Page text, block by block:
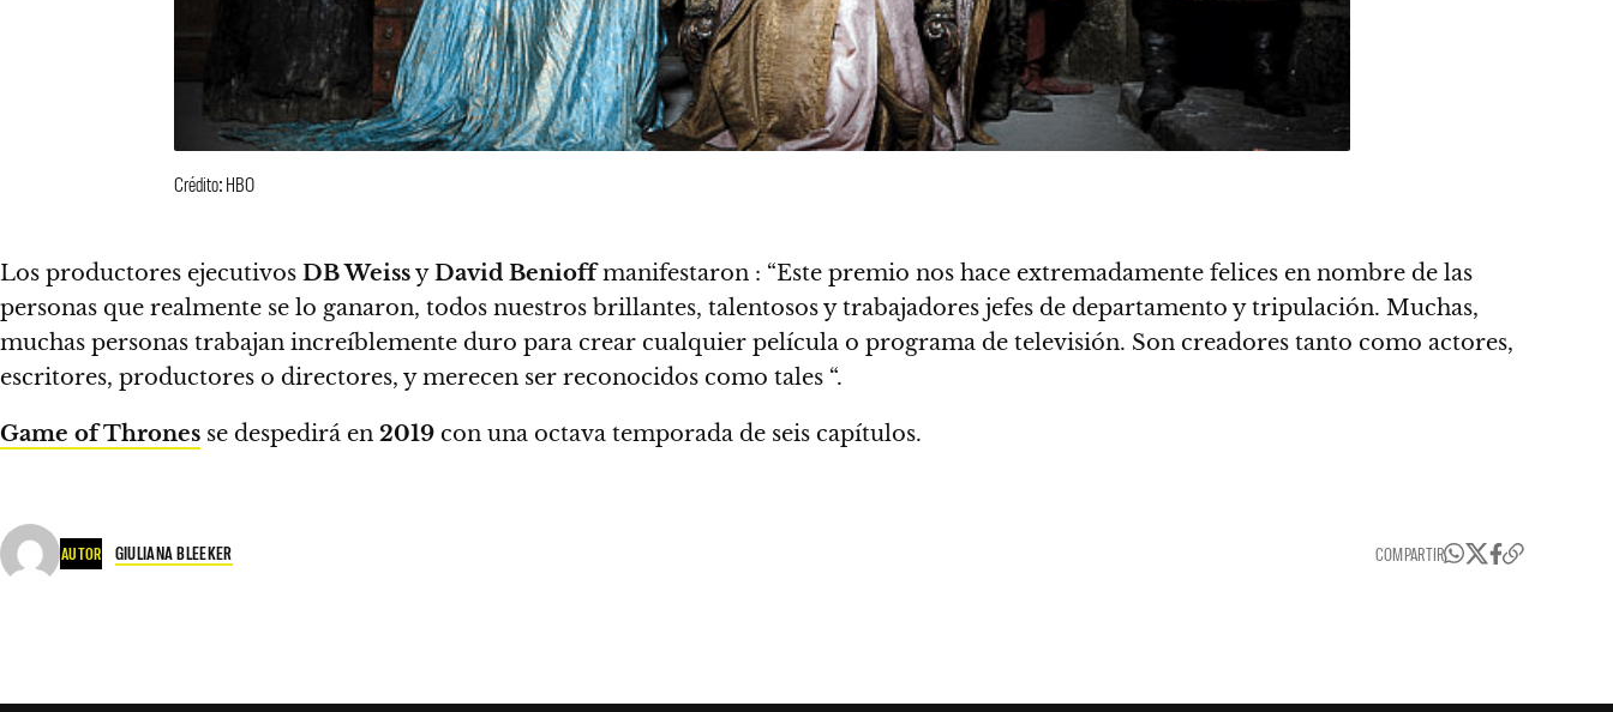
Crédito: HBO
Los productores ejecutivos DB WeissyDavid Benioffmanifestaron : “Este premio nos hace extremadamente felices en nombre de las
personas que realmente se lo ganaron, todos nuestros brillantes, talentosos y trabajadores jefes de departamento y tripulación. Muchas,
muchas personas trabajan increíblemente duro para crear cualquier película o programa de televisión. Son creadores tanto como actores,
escritores, productores o directores, y merecen ser reconocidos como tales “.
Game of Thrones se despedirá en 2019 con una octava temporada de seis capítulos.
AUTOR GIULIANA BLEEKER COMPARTIR